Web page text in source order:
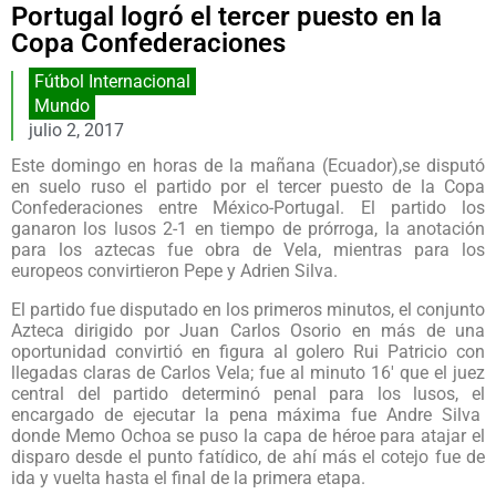
Portugal logró el tercer puesto en la
Copa Confederaciones
Fútbol Internacional
Mundo
julio 2, 2017
Este domingo en horas de la mañana (Ecuador),se disputó
en suelo ruso el partido por el tercer puesto de la Copa
Confederaciones entre México-Portugal. El partido los
ganaron los lusos 2-1 en tiempo de prórroga, la anotación
para los aztecas fue obra de Vela, mientras para los
europeos convirtieron Pepe y Adrien Silva.
El partido fue disputado en los primeros minutos, el conjunto
Azteca dirigido por Juan Carlos Osorio en más de una
oportunidad convirtió en figura al golero Rui Patricio con
llegadas claras de Carlos Vela; fue al minuto 16′ que el juez
central del partido determinó penal para los lusos, el
encargado de ejecutar la pena máxima fue Andre Silva
donde Memo Ochoa se puso la capa de héroe para atajar el
disparo desde el punto fatídico, de ahí más el cotejo fue de
ida y vuelta hasta el final de la primera etapa.